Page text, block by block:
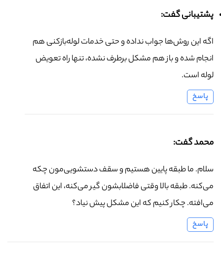
پشتیبانی گفت:
اگه این روش‌ها جواب نداده و حتی خدمات لوله‌بازکنی هم
انجام شده و باز هم مشکل برطرف نشده، تنها راه تعویض
لوله است.
پاسخ
محمد گفت:
سلام. ما طبقه پایین هستیم و سقف دستشویی‌مون چکه
می‌کنه. طبقه بالا وقتی فاضلابشون گیر می‌کنه، این اتفاق
می‌افته. چکار کنیم که این مشکل پیش نیاد؟
پاسخ